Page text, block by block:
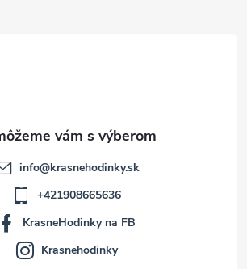
info@krasnehodinky.sk
+421908665636
KrasneHodinky na FB
Krasnehodinky